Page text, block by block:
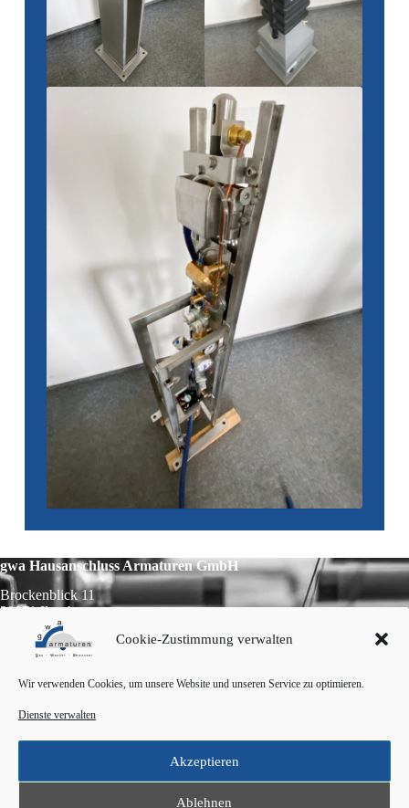
Cookie-Zustimmung verwalten
Wir verwenden Cookies, um unsere Website und unseren Service zu optimieren.
Dienste verwalten
Akzeptieren
Ablehnen
gwa Hausanschluss Armaturen GmbH
Brockenblick 11
38871 Ilsenburg
Telefon:0 39 452 / 80 89 0
E-Mail: info@gwa-armaturen.de
Möchten Sie uns weiterempfehlen?